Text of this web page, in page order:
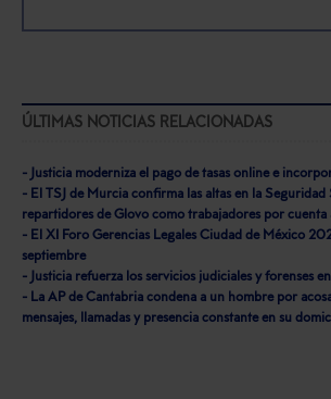
ÚLTIMAS NOTICIAS RELACIONADAS
- Justicia moderniza el pago de tasas online e
- El TSJ de Murcia confirma las altas en la Seguridad
repartidores de Glovo como trabajadores por cuenta
- El XI Foro Gerencias Legales Ciudad de México
septiembre
- Justicia refuerza los servicios judiciales y forenses
- La AP de Cantabria condena a un hombre por
mensajes, llamadas y presencia constante en su